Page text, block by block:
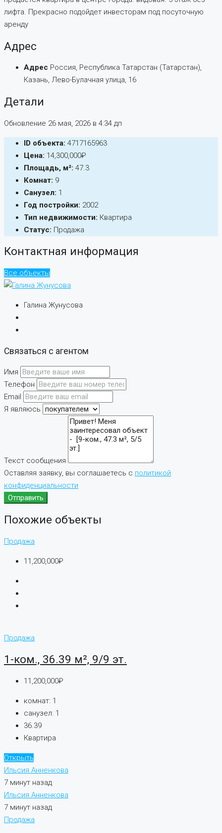
лифта. Прекрасно подойдет инвесторам под посуточную
аренду
Адрес
Адрес Россия, Республика Татарстан (Татарстан),
Казань, Лево-Булачная улица, 16
Детали
Обновление 26 мая, 2026 в 4:34 дп
ID объекта: 4717165963
Цена: 14,300,000₽
Площадь, м²: 47.3
Комнат: 9
Санузел: 1
Год постройки: 2002
Тип недвижимости: Квартира
Статус: Продажа
Контактная информация
Все объекты
Галина Жунусова
Связаться с агентом
Имя
Телефон
Email
Я являюсь
Текст сообщения
Оставляя заявку, вы соглашаетесь с политикой
конфиденциальности
Отправить
Похожие объекты
Продажа
11,200,000₽
Продажа
1-ком., 36.39 м², 9/9 эт.
11,200,000₽
комнат: 1
санузел: 1
36.39
Квартира
Открыть
Ильсия Анненкова
7 минут назад
Ильсия Анненкова
7 минут назад
Продажа